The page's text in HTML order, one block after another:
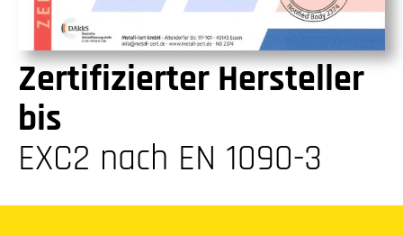
Zertifizierter Hersteller
bis
EXC2 nach EN 1090-3